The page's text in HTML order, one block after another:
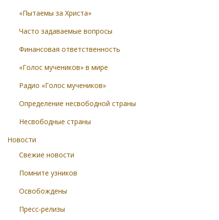
«Пытаемы за Христа»
Часто задаваемые вопросы
Финансовая ответственность
«Голос мучеников» в мире
Радио «Голос мучеников»
Определение несвободной страны
Несвободные страны
Новости
Свежие новости
Помните узников
Освобождены
Пресс-релизы